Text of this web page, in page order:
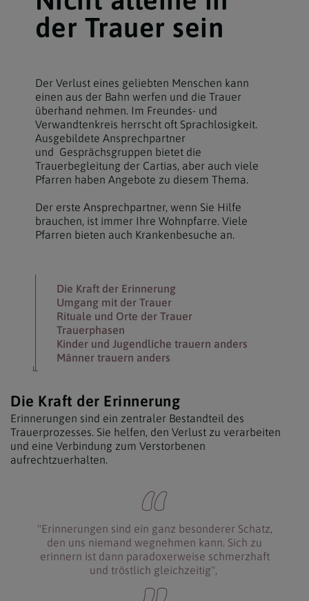
der Trauer sein
Der Verlust eines geliebten Menschen kann
einen aus der Bahn werfen und die Trauer
überhand nehmen. Im Freundes- und
Verwandtenkreis herrscht oft Sprachlosigkeit.
Ausgebildete Ansprechpartner
und Gesprächsgruppen bietet die
Trauerbegleitung der Cartias, aber auch viele
Pfarren haben Angebote zu diesem Thema.
Der erste Ansprechpartner, wenn Sie Hilfe
brauchen, ist immer Ihre Wohnpfarre. Viele
Pfarren bieten auch Krankenbesuche an.
Die Kraft der Erinnerung
Umgang mit der Trauer
Rituale und Orte der Trauer
Trauerphasen
Kinder und Jugendliche trauern anders
Männer trauern anders
Die Kraft der Erinnerung
Erinnerungen sind ein zentraler Bestandteil des
Trauerprozesses. Sie helfen, den Verlust zu verarbeiten
und eine Verbindung zum Verstorbenen
aufrechtzuerhalten.
"Erinnerungen sind ein ganz besonderer Schatz,
den uns niemand wegnehmen kann. Sich zu
erinnern ist dann paradoxerweise schmerzhaft
und tröstlich gleichzeitig",